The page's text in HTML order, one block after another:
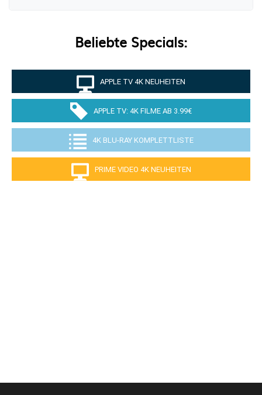
Beliebte Specials:
APPLE TV 4K NEUHEITEN
APPLE TV: 4K FILME AB 3.99€
4K BLU-RAY KOMPLETTLISTE
PRIME VIDEO 4K NEUHEITEN